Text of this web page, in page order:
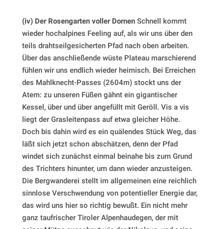
(iv) Der Rosengarten voller DornenSchnell kommt
wieder hochalpines Feeling auf, als wir uns über den
teils drahtseilgesicherten Pfad nach oben arbeiten.
Über das anschließende wüste Plateau marschierend
fühlen wir uns endlich wieder heimisch. Bei Erreichen
des Mahlknecht-Passes (2604m) stockt uns der
Atem: zu unseren Füßen gähnt ein gigantischer
Kessel, über und über angefüllt mit Geröll. Vis a vis
liegt der Grasleitenpass auf etwa gleicher Höhe.
Doch bis dahin wird es ein quälendes Stück Weg, das
läßt sich jetzt schon abschätzen, denn der Pfad
windet sich zunächst einmal beinahe bis zum Grund
des Trichters hinunter, um dann wieder anzusteigen.
Die Bergwanderei stellt im allgemeinen eine reichlich
sinnlose Verschwendung von potentieller Energie dar,
das wird uns hier so richtig bewußt. Ein nicht mehr
ganz taufrischer Tiroler Alpenhaudegen, der mit